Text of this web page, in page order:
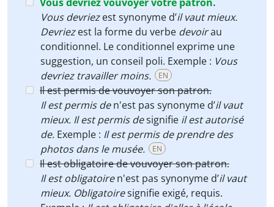
Vous devriezest synonyme d’il vaut mieux.
Devriezest la forme du verbe devoirau
conditionnel. Le conditionnel exprime une
suggestion, un conseil poli. Exemple : Vous
devriez travailler moins.
EN
Il est permis de vouvoyer son patron.
Il est permis den'est pas synonyme d’il vaut
mieux. Il est permis designifie il est autorisé
de. Exemple : Il est permis de prendre des
photos dans le musée.
EN
Il est obligatoire de vouvoyer son patron.
Il est obligatoiren'est pas synonyme d’il vaut
mieux. Obligatoiresignifie exigé, requis.